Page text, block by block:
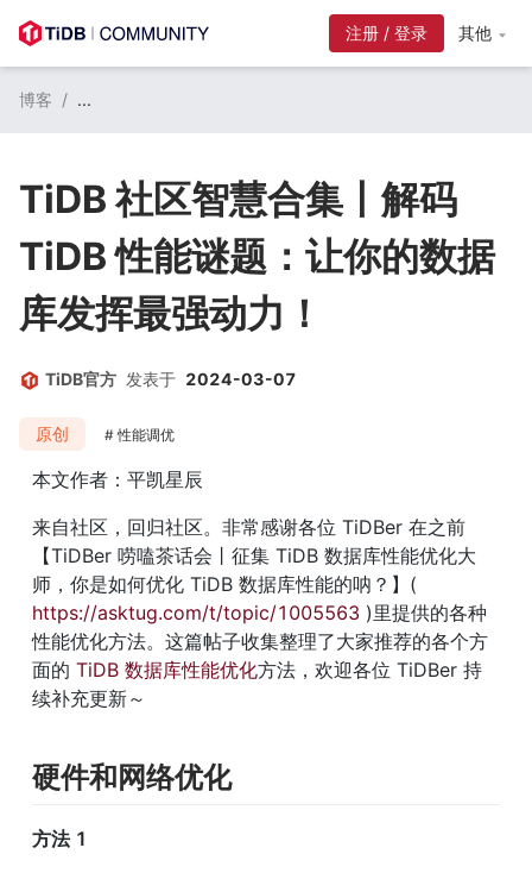
注册 / 登录 其他
博客 / ...
TiDB 社区智慧合集丨解码
TiDB 性能谜题：让你的数据
库发挥最强动力！
TiDB官方 发表于 2024-03-07
原创 性能调优
本文作者：平凯星辰
来自社区，回归社区。非常感谢各位 TiDBer 在之前
【TiDBer 唠嗑茶话会丨征集 TiDB 数据库性能优化大
师，你是如何优化 TiDB 数据库性能的呐？】(
https://asktug.com/t/topic/1005563 )里提供的各种
性能优化方法。这篇帖子收集整理了大家推荐的各个方
面的 TiDB 数据库性能优化方法，欢迎各位 TiDBer 持
续补充更新～
硬件和网络优化
方法 1